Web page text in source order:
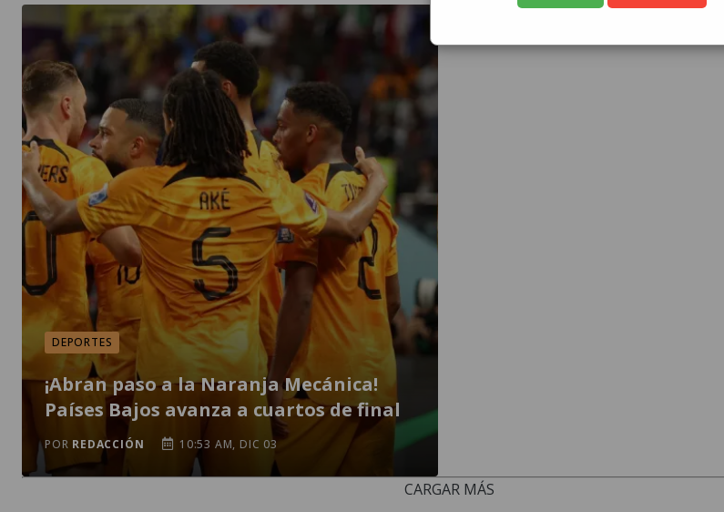
DEPORTES
¡Abran paso a la Naranja Mecánica!
Países Bajos avanza a cuartos de final
POR REDACCIÓN 10:53 AM, DIC 03
CARGAR MÁS